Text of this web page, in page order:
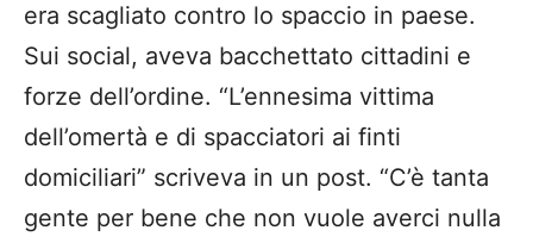
era scagliato contro lo spaccio in paese.
Sui social, aveva bacchettato cittadini e
forze dell’ordine. “L’ennesima vittima
dell’omertà e di spacciatori ai finti
domiciliari” scriveva in un post. “C’è tanta
gente per bene che non vuole averci nulla